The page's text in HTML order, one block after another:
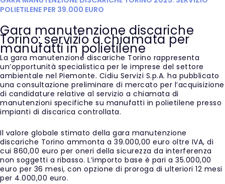
POLIETILENE PER 39.000 EURO
Gara manutenzione discariche
Torino: servizio a chiamata per
manufatti in polietilene
La gara manutenzione discariche Torino rappresenta
un’opportunità specialistica per le imprese del settore
ambientale nel Piemonte. Cidiu Servizi S.p.A. ha pubblicato
una consultazione preliminare di mercato per l’acquisizione
di candidature relative al servizio a chiamata di
manutenzioni specifiche su manufatti in polietilene presso
impianti di discarica controllata.
Il valore globale stimato della gara manutenzione
discariche Torino ammonta a 39.000,00 euro oltre IVA, di
cui 860,00 euro per oneri della sicurezza da interferenza
non soggetti a ribasso. L’importo base è pari a 35.000,00
euro per 36 mesi, con opzione di proroga di ulteriori 12 mesi
per 4.000,00 euro.